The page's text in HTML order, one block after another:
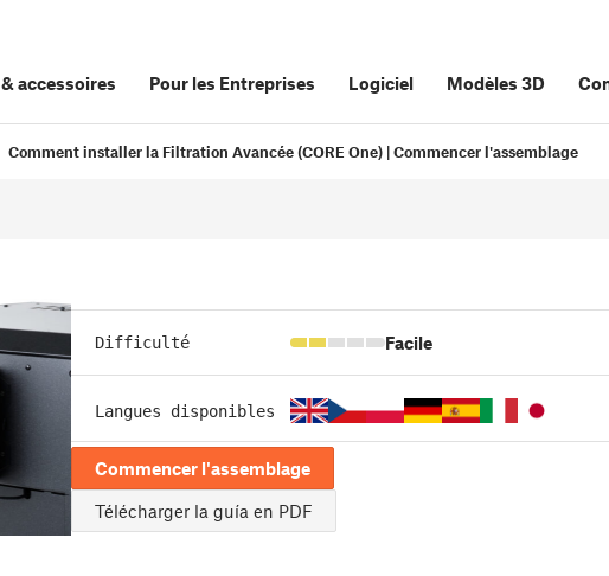
&accessoires Pour les Entreprises Logiciel Modèles 3D
Comment installer la Filtration Avancée (CORE One) | Commencer l'assemblage
Difficulté Facile
Langues disponibles
Commencer l'assemblage
Télécharger la guía en PDF